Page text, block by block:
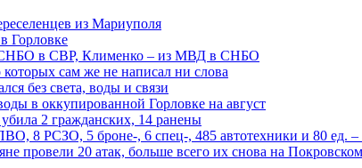
из Мариуполя
Горловке
СНБО в СВР, Клименко – из МВД в СНБО
которых сам же не написал ни слова
без света, воды и связи
в оккупированной Горловке на август
2 гражданских, 14 ранены
8 РСЗО, 5 броне-, 6 спец-, 485 автотехники и 80 ед.
провели 20 атак, больше всего их снова на